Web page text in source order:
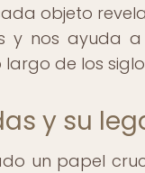
objeto
y nos ayuda
de los
y su
un papel